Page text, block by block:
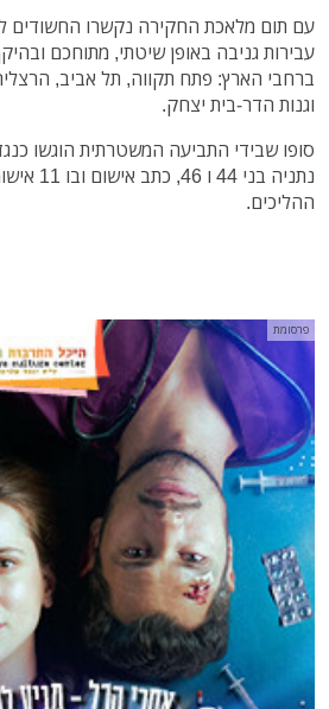
עם תום מלאכת החקירה נקשרו החשודים
עבירות גניבה באופן שיטתי, מתוחכם
ברחבי הארץ: פתח תקווה, תל אביב,
וגנות הדר-בית יצחק.
סופו שבידי התביעה המשטרתית הוגשו
נתניה
ההליכים.
פרסומת